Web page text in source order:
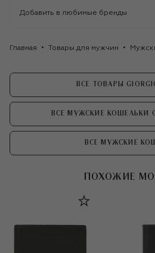
Добавить в любимые бренды
Главная Товары для мужчин
ВСЕ ТОВАРЫ
ВСЕ МУЖСКИЕ КОШЕЛЬКИ
ВСЕ МУЖСКИЕ
ПОХОЖИЕ